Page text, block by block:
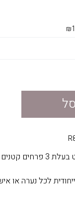
טבעת מזהב 14/18
לכל נערה או